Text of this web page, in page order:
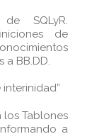
SQLyR.
de
BB.DD.
Tablones
a